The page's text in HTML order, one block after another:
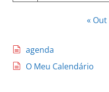
« Out
agenda
O Meu Calendário